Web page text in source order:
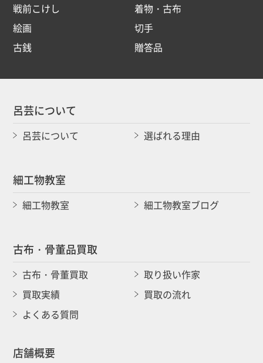
戦前こけし
着物・古布
絵画
切手
古銭
贈答品
呂芸について
呂芸について 選ばれる理由
細工物教室
細工物教室 細工物教室ブログ
古布・骨董品買取
古布・骨董買取
取り扱い作家
買取実績
買取の流れ
よくある質問
店舗概要